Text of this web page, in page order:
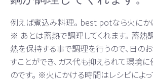
例えば煮込み料理。 best potなら火にか
※ あとは蓄熱で調理してくれます。 蓄熱
熱を保持する事で調理を行うので、日の
すことができ、ガス代も抑えられて環境
のです。 ※火にかける時間はレシビによっ